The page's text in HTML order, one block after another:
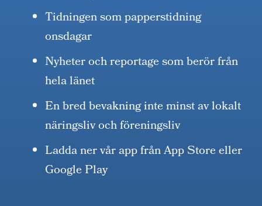
Tidningen som papperstidning
onsdagar
Nyheter och reportage som berör från
hela länet
En bred bevakning inte minst av lokalt
näringsliv och föreningsliv
Ladda ner vår app från App Store eller
Google Play